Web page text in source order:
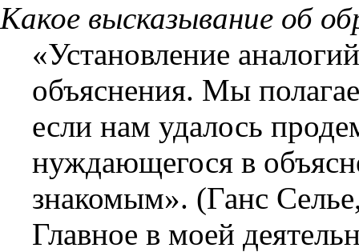
Какое высказывание об
«Установление
объяснения. Мы
если нам удалось
нуждающегося в
знакомым». (Ганс
Главное в моей